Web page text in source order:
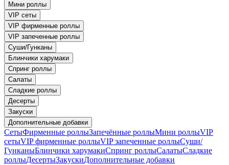
Мини роллы
VIP сеты
VIP фирменные роллы
VIP запеченные роллы
Суши/Гунканы
Блинчики харумаки
Спринг роллы
Салаты
Сладкие роллы
Десерты
Закуски
Дополнительные добавки
СетыФирменные роллыЗапечённые роллыМини роллыVIP
сетыVIP фирменные роллыVIP запеченные роллыСуши/
ГунканыБлинчики харумакиСпринг роллыСалатыСладкие
роллыДесертыЗакускиДополнительные добавки